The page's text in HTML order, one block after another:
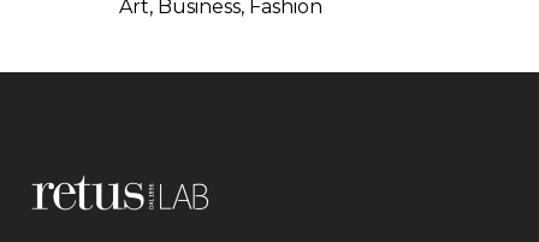
Art, Business, Fashion